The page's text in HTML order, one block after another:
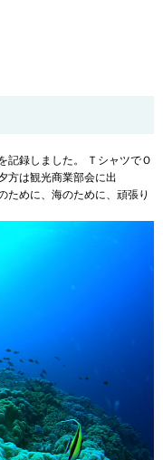
記録しました。 ＴシャツでＯ
方は観光商業部会に出
ために、海のために、頑張り